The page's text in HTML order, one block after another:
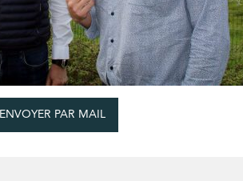
ENVOYER PAR MAIL